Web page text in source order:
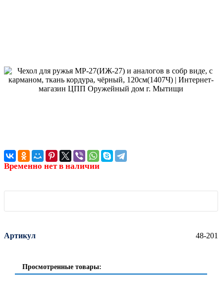
Временно нет в наличии
Артикул 48-201
Просмотренные товары: